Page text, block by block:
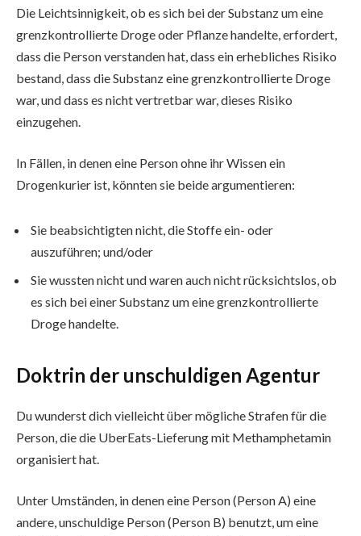
Die Leichtsinnigkeit, ob es sich bei der Substanz um eine
grenzkontrollierte Droge oder Pflanze handelte, erfordert,
dass die Person verstanden hat, dass ein erhebliches Risiko
bestand, dass die Substanz eine grenzkontrollierte Droge
war, und dass es nicht vertretbar war, dieses Risiko
einzugehen.
In Fällen, in denen eine Person ohne ihr Wissen ein
Drogenkurier ist, könnten sie beide argumentieren:
Sie beabsichtigten nicht, die Stoffe ein- oder
auszuführen; und/oder
Sie wussten nicht und waren auch nicht rücksichtslos, ob
es sich bei einer Substanz um eine grenzkontrollierte
Droge handelte.
Doktrin der unschuldigen Agentur
Du wunderst dich vielleicht über mögliche Strafen für die
Person, die die UberEats-Lieferung mit Methamphetamin
organisiert hat.
Unter Umständen, in denen eine Person (Person A) eine
andere, unschuldige Person (Person B) benutzt, um eine